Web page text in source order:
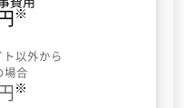
※
以外から
場合
※